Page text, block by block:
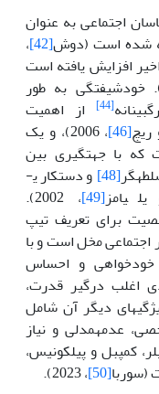
اجتماعی به عنوان
شده است (دوش[42]
،
اخیر افزایش یافته است
2007). خودشیفتگی به طور
[44]
از اهمیت
[46]
، 2006)، و یک
که با جهت­گیری بین
[48] و دستکاری­
[49]
، 2002).
برای تعریف تیپ
مخل است و با
و احساس
اغلب درگیر قدرت،
هستند (دوش، 2022). ویژگی­های دیگر آن شامل
عدم­همدلی و نیاز
کمپبل و پیلکونیس،
[50]
، 2023).